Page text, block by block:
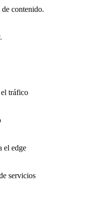
contenido.
tráfico
el edge
servicios